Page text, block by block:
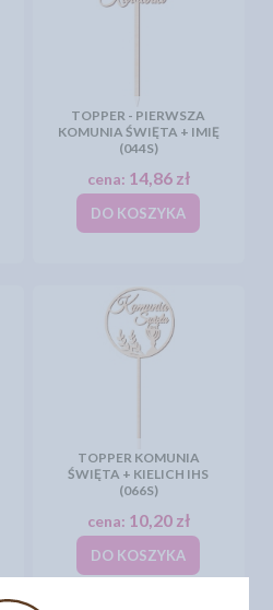
TOPPER - PIERWSZA
KOMUNIA ŚWIĘTA + IMIĘ
(044S)
cena: 14,86 zł
DO KOSZYKA
TOPPER KOMUNIA
ŚWIĘTA + KIELICH IHS
(066S)
cena: 10,20 zł
DO KOSZYKA